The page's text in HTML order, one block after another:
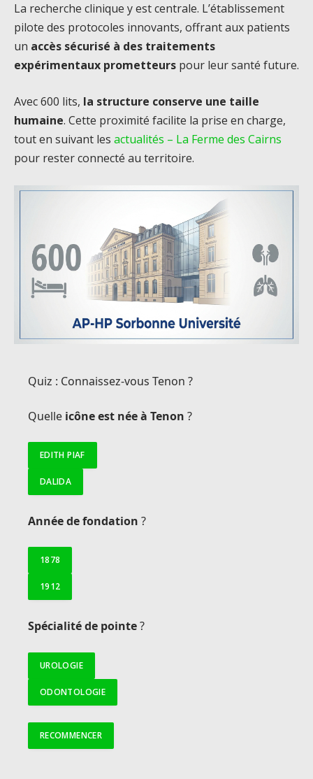
La recherche clinique y est centrale. L’établissement
pilote des protocoles innovants, offrant aux patients
un accès sécurisé à des traitements
expérimentaux prometteurs pour leur santé future.
Avec 600 lits, la structure conserve une taille
humaine. Cette proximité facilite la prise en charge,
tout en suivant les actualités – La Ferme des Cairns
pour rester connecté au territoire.
Quiz : Connaissez-vous Tenon ?
Quelle icône est née à Tenon ?
EDITH PIAF
DALIDA
Année de fondation ?
1878
1912
Spécialité de pointe?
UROLOGIE
ODONTOLOGIE
RECOMMENCER